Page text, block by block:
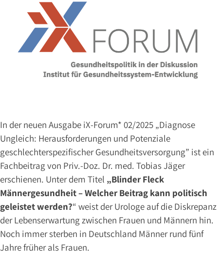
Ärzte
PRIV.-
DOZ.
JÄGER
KAVRAN
DR.
EXLER
DR.
AUGART
DR.
BRANSMÖLLER
PROF.
DR.
MED.
MARK
GOEPEL
In der neuen Ausgabe iX-Forum* 02/2025 „Diagnose
Ungleich: Herausforderungen und Potenziale
geschlechterspezifischer Gesundheitsversorgung” ist ein
Fachbeitrag von Priv.-Doz. Dr. med. Tobias Jäger
erschienen. Unter dem Titel „Blinder Fleck
Männergesundheit – Welcher Beitrag kann politisch
geleistet werden?“ weist der Urologe auf die Diskrepanz
der Lebenserwartung zwischen Frauen und Männern hin.
Noch immer sterben in Deutschland Männer rund fünf
Jahre früher als Frauen.